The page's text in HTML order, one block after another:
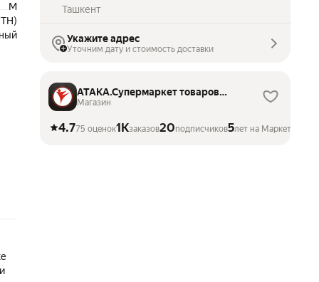
M
Ташкент
Укажите адрес
Уточним дату и стоимость доставки
АТАКА.Супермаркет товаров
для единоборств.
Магазин
4.775 оценок1Kзаказов20подписчиков5лет на Маркете